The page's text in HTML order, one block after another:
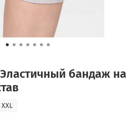
бандаж на
XXL